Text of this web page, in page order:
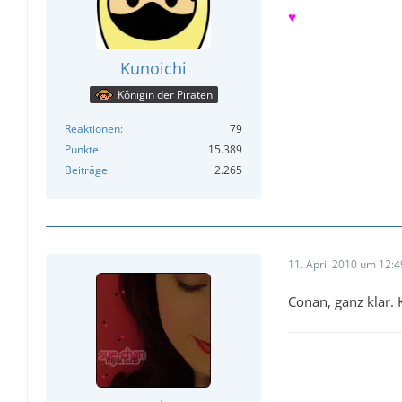
Kunoichi
Königin der Piraten
Reaktionen
79
Punkte
15.389
Beiträge
2.265
♥
11. April 2010 um
Conan, ganz klar.